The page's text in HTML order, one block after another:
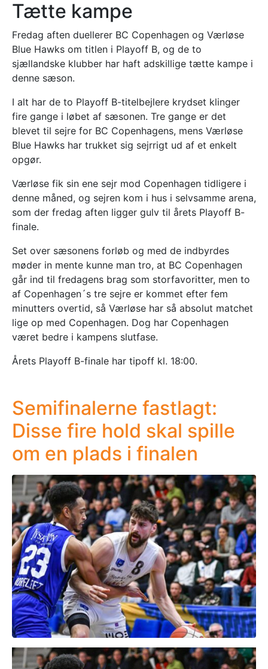
Tætte kampe
Fredag aften duellerer BC Copenhagen og Værløse
Blue Hawks om titlen i Playoff B, og de to
sjællandske klubber har haft adskillige tætte kampe i
denne sæson.
I alt har de to Playoff B-titelbejlere krydset klinger
fire gange i løbet af sæsonen. Tre gange er det
blevet til sejre for BC Copenhagens, mens Værløse
Blue Hawks har trukket sig sejrrigt ud af et enkelt
opgør.
Værløse fik sin ene sejr mod Copenhagen tidligere i
denne måned, og sejren kom i hus i selvsamme arena,
som der fredag aften ligger gulv til årets Playoff B-
finale.
Set over sæsonens forløb og med de indbyrdes
møder in mente kunne man tro, at BC Copenhagen
går ind til fredagens brag som storfavoritter, men to
af Copenhagen´s tre sejre er kommet efter fem
minutters overtid, så Værløse har så absolut matchet
lige op med Copenhagen. Dog har Copenhagen
været bedre i kampens slutfase.
Årets Playoff B-finale har tipoff kl. 18:00.
Semifinalerne fastlagt:
Disse fire hold skal spille
om en plads i finalen